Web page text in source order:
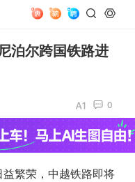
泊尔跨国铁路进
0
繁荣，中越铁路即将